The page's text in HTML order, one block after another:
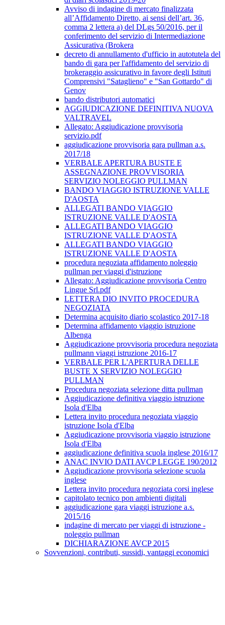
Avviso di indagine di mercato finalizzata
all’Affidamento Diretto, ai sensi dell’art. 36,
comma 2 lettera a) del DLgs 50/2016, per il
conferimento del servizio di Intermediazione
Assicurativa (Brokera
decreto di annullamento d'ufficio in autotutela del
bando di gara per l'affidamento del servizio di
brokeraggio assicurativo in favore degli Istituti
Comprensivi "Sataglieno" e "San Gottardo" di
Genov
bando distributori automatici
AGGIUDICAZIONE DEFINITIVA NUOVA
VALTRAVEL
Allegato: Aggiudicazione provvisoria
servizio.pdf
aggiudicazione provvisoria gara pullman a.s.
2017/18
VERBALE APERTURA BUSTE E
ASSEGNAZIONE PROVVISORIA
SERVIZIO NOLEGGIO PULLMAN
BANDO VIAGGIO ISTRUZIONE VALLE
D'AOSTA
ALLEGATI BANDO VIAGGIO
ISTRUZIONE VALLE D'AOSTA
ALLEGATI BANDO VIAGGIO
ISTRUZIONE VALLE D'AOSTA
ALLEGATI BANDO VIAGGIO
ISTRUZIONE VALLE D'AOSTA
procedura negoziata affidamento noleggio
pullman per viaggi d'istruzione
Allegato: Aggiudicazione provvisoria Centro
Lingue Srl.pdf
LETTERA DIO INVITO PROCEDURA
NEGOZIATA
Determina acquisito diario scolastico 2017-18
Determina affidamento viaggio istruzione
Albenga
Aggiudicazione provvisoria procedura negoziata
pullmann viaggi istruzione 2016-17
VERBALE PER L'APERTURA DELLE
BUSTE X SERVIZIO NOLEGGIO
PULLMAN
Procedura negoziata selezione ditta pullman
Aggiudicazione definitiva viaggio istruzione
Isola d'Elba
Lettera invito procedura negoziata viaggio
istruzione Isola d'Elba
Aggiudicazione provvisoria viaggio istruzione
Isola d'Elba
aggiudicazione definitiva scuola inglese 2016/17
ANAC INVIO DATI AVCP LEGGE 190/2012
Aggiudicazione provvisoria selezione scuola
inglese
Lettera invito procedura negoziata corsi inglese
capitolato tecnico pon ambienti digitali
aggiudicazione gara viaggi istruzione a.s.
2015/16
indagine di mercato per viaggi di istruzione -
noleggio pullman
DICHIARAZIONE AVCP 2015
Sovvenzioni, contributi, sussidi, vantaggi economici